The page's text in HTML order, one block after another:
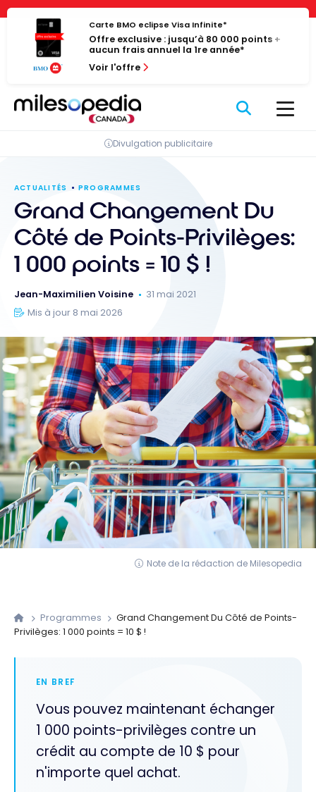
Panneau de gestion des cookies
Passer
contenu
Carte BMO eclipse Visa Infinite*
Offre exclusive : jusqu’à 80 000 points +
aucun frais annuel la 1re année*
Voir l'offre
Divulgation publicitaire
ACTUALITÉS PROGRAMMES
Grand Changement Du
Côté de Points-Privilèges:
1 000 points = 10 $ !
Jean-Maximilien Voisine
31 mai 2021
Mis à jour 8 mai 2026
Note de la rédaction de Milesopedia
Programmes
Grand Changement Du Côté de Points-
Privilèges: 1 000 points = 10 $ !
EN BREF
Vous pouvez maintenant échanger
1 000 points-privilèges contre un
crédit au compte de 10 $ pour
n'importe quel achat.